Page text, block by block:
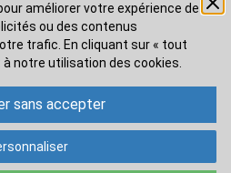
améliorer votre expérience de
ou des contenus
trafic. En cliquant sur « tout
à notre utilisation des cookies.
sans accepter
de paiement
de livraison